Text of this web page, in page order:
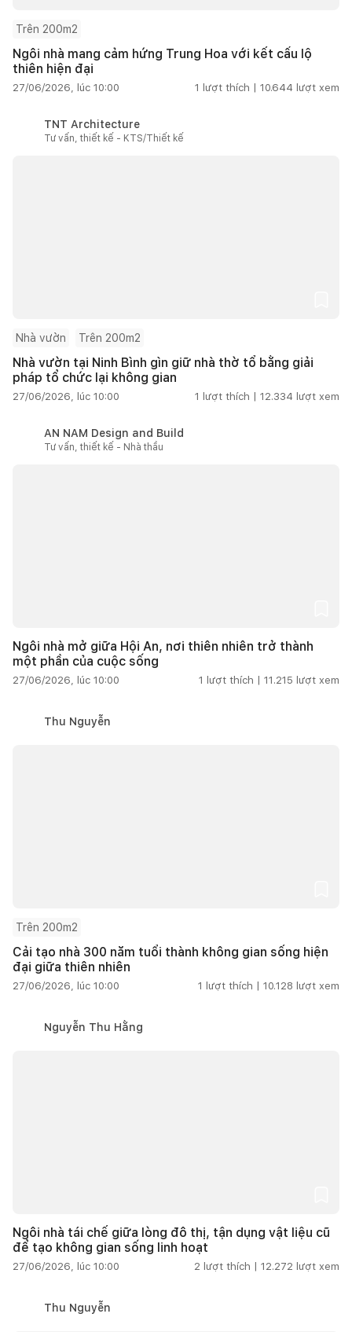
Trên 200m2
Ngôi nhà mang cảm hứng Trung Hoa với kết cấu lộ
thiên hiện đại
27/06/2026, lúc 10:00 1 lượt thích | 10.644 lượt xem
TNT Architecture
Tư vấn, thiết kế - KTS/Thiết kế
Nhà vườn Trên 200m2
Nhà vườn tại Ninh Bình gìn giữ nhà thờ tổ bằng giải
pháp tổ chức lại không gian
27/06/2026, lúc 10:00 1 lượt thích | 12.334 lượt xem
AN NAM Design and Build
Tư vấn, thiết kế - Nhà thầu
Ngôi nhà mở giữa Hội An, nơi thiên nhiên trở thành
một phần của cuộc sống
27/06/2026, lúc 10:00 1 lượt thích | 11.215 lượt xem
Thu Nguyễn
Trên 200m2
Cải tạo nhà 300 năm tuổi thành không gian sống hiện
đại giữa thiên nhiên
27/06/2026, lúc 10:00 1 lượt thích | 10.128 lượt xem
Nguyễn Thu Hằng
Ngôi nhà tái chế giữa lòng đô thị, tận dụng vật liệu cũ
để tạo không gian sống linh hoạt
27/06/2026, lúc 10:00 2 lượt thích | 12.272 lượt xem
Thu Nguyễn